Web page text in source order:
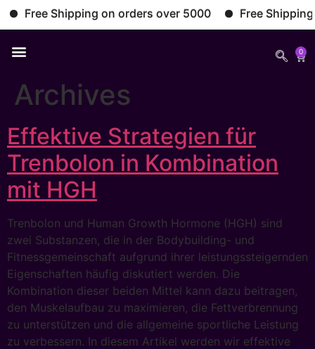
Free Shipping on orders over 5000 Free Shipping
0
Archives
Effektive Strategien für
Trenbolon in Kombination
mit HGH
Trenbolon und Human Growth Hormone (HGH) sind
zwei Substanzen, die in der Bodybuilding- und
Fitnessgemeinschaft aufgrund ihrer leistungssteigernden
Eigenschaften häufig diskutiert werden. Die
Kombination dieser beiden Mittel kann dazu beitragen,
den Muskelaufbau zu maximieren, die Fettverbrennung
zu unterstützen und die allgemeine sportliche Leistung
zu verbessern. In diesem Artikel werden wir effektive